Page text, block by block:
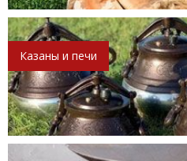
Казаны и печи